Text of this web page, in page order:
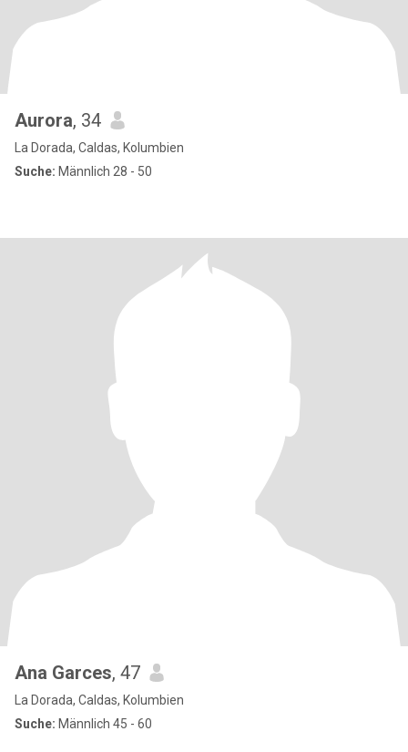
Aurora, 34
La Dorada, Caldas, Kolumbien
Suche: Männlich 28 - 50
Ana Garces, 47
La Dorada, Caldas, Kolumbien
Suche: Männlich 45 - 60